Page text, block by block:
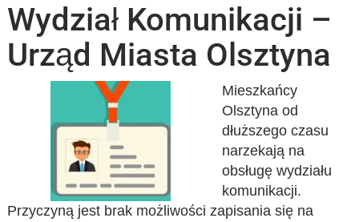
Wydział Komunikacji –
Urząd Miasta Olsztyna
Mieszkańcy
Olsztyna od
dłuższego czasu
narzekają na
obsługę wydziału
komunikacji.
Przyczyną jest brak możliwości zapisania się na